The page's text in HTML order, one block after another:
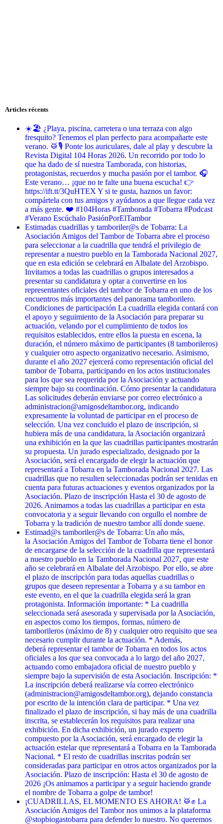
Articles récents
☀️🏖️ ¿Playa, piscina, carretera o una terraza con algo
fresquito? Tenemos el plan perfecto para acompañarte este
verano. 🥁🎙️ Ponte los auriculares, dale al play y descubre la
Revista Digital 104 Horas 2026. Un recorrido por todo lo
que ha dado de sí nuestra Tamborada, con historias,
protagonistas, recuerdos y mucha pasión por el tambor. 🎧
Este verano… ¡que no te falte una buena escucha! 👉
https://ift.tt/3QuHTEX Y si te gusta, haznos un favor:
compártela con tus amigos y ayúdanos a que llegue cada vez
a más gente. ❤️ #104Horas #Tamborada #Tobarra #Podcast
#Verano Escúchalo PasiónPorElTambor
Estimadas cuadrillas y tamboriler@s de Tobarra: La
Asociación Amigos del Tambor de Tobarra abre el proceso
para seleccionar a la cuadrilla que tendrá el privilegio de
representar a nuestro pueblo en la Tamborada Nacional 2027,
que en esta edición se celebrará en Albalate del Arzobispo.
Invitamos a todas las cuadrillas o grupos interesados a
presentar su candidatura y optar a convertirse en los
representantes oficiales del tambor de Tobarra en uno de los
encuentros más importantes del panorama tamborilero.
Condiciones de participación La cuadrilla elegida contará con
el apoyo y seguimiento de la Asociación para preparar su
actuación, velando por el cumplimiento de todos los
requisitos establecidos, entre ellos la puesta en escena, la
duración, el número máximo de participantes (8 tamborileros)
y cualquier otro aspecto organizativo necesario. Asimismo,
durante el año 2027 ejercerá como representación oficial del
tambor de Tobarra, participando en los actos institucionales
para los que sea requerida por la Asociación y actuando
siempre bajo su coordinación. Cómo presentar la candidatura
Las solicitudes deberán enviarse por correo electrónico a
administracion@amigosdeltambor.org, indicando
expresamente la voluntad de participar en el proceso de
selección. Una vez concluido el plazo de inscripción, si
hubiera más de una candidatura, la Asociación organizará
una exhibición en la que las cuadrillas participantes mostrarán
su propuesta. Un jurado especializado, designado por la
Asociación, será el encargado de elegir la actuación que
representará a Tobarra en la Tamborada Nacional 2027. Las
cuadrillas que no resulten seleccionadas podrán ser tenidas en
cuenta para futuras actuaciones y eventos organizados por la
Asociación. Plazo de inscripción Hasta el 30 de agosto de
2026. Animamos a todas las cuadrillas a participar en esta
convocatoria y a seguir llevando con orgullo el nombre de
Tobarra y la tradición de nuestro tambor allí donde suene.
Estimad@s tamboriler@s de Tobarra: Un año más,
la Asociación Amigos del Tambor de Tobarra tiene el honor
de encargarse de la selección de la cuadrilla que representará
a nuestro pueblo en la Tamborada Nacional 2027, que este
año se celebrará en Albalate del Arzobispo. Por ello, se abre
el plazo de inscripción para todas aquellas cuadrillas o
grupos que deseen representar a Tobarra y a su tambor en
este evento, en el que la cuadrilla elegida será la gran
protagonista. Información importante: * La cuadrilla
seleccionada será asesorada y supervisada por la Asociación,
en aspectos como los tiempos, formas, número de
tamborileros (máximo de 8) y cualquier otro requisito que sea
necesario cumplir durante la actuación. * Además,
deberá representar el tambor de Tobarra en todos los actos
oficiales a los que sea convocada a lo largo del año 2027,
actuando como embajadora oficial de nuestro pueblo y
siempre bajo la supervisión de esta Asociación. Inscripción: *
La inscripción deberá realizarse vía correo electrónico
(administracion@amigosdeltambor.org), dejando constancia
por escrito de la intención clara de participar. * Una vez
finalizado el plazo de inscripción, si hay más de una cuadrilla
inscrita, se establecerán los requisitos para realizar una
exhibición. En dicha exhibición, un jurado experto
compuesto por la Asociación, será encargado de elegir la
actuación estelar que representará a Tobarra en la Tamborada
Nacional. * El resto de cuadrillas inscritas podrán ser
consideradas para participar en otros actos organizados por la
Asociación. Plazo de inscripción: Hasta el 30 de agosto de
2026 ¡Os animamos a participar y a seguir haciendo grande
el nombre de Tobarra a golpe de tambor!
¡CUADRILLAS, EL MOMENTO ES AHORA! 🥁✊ La
Asociación Amigos del Tambor nos unimos a la plataforma
@stopbiogastobarra para defender lo nuestro. No queremos